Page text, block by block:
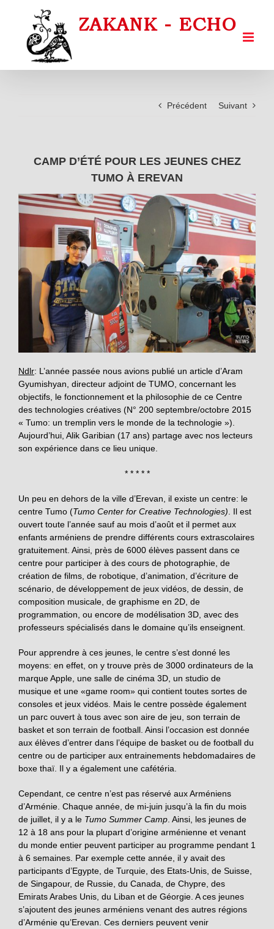
Précédent Suivant
CAMP D’ÉTÉ POUR LES JEUNES CHEZ
TUMO À EREVAN
Ndlr: L’année passée nous avions publié un article d’Aram
Gyumishyan, directeur adjoint de TUMO, concernant les
objectifs, le fonctionnement et la philosophie de ce Centre
des technologies créatives (N° 200 septembre/octobre 2015
« Tumo: un tremplin vers le monde de la technologie »).
Aujourd’hui, Alik Garibian (17 ans) partage avec nos lecteurs
son expérience dans ce lieu unique.
* * * * *
Un peu en dehors de la ville d’Erevan, il existe un centre: le
centre Tumo (Tumo Center for Creative Technologies) . Il est
ouvert toute l’année sauf au mois d’août et il permet aux
enfants arméniens de prendre différents cours extrascolaires
gratuitement. Ainsi, près de 6000 élèves passent dans ce
centre pour participer à des cours de photographie, de
création de films, de robotique, d’animation, d’écriture de
scénario, de développement de jeux vidéos, de dessin, de
composition musicale, de graphisme en 2D, de
programmation, ou encore de modélisation 3D, avec des
professeurs spécialisés dans le domaine qu’ils enseignent.
Pour apprendre à ces jeunes, le centre s’est donné les
moyens: en effet, on y trouve près de 3000 ordinateurs de la
marque Apple, une salle de cinéma 3D, un studio de
musique et une «game room» qui contient toutes sortes de
consoles et jeux vidéos. Mais le centre possède également
un parc ouvert à tous avec son aire de jeu, son terrain de
basket et son terrain de football. Ainsi l’occasion est donnée
aux élèves d’entrer dans l’équipe de basket ou de football du
centre ou de participer aux entrainements hebdomadaires de
boxe thaï. Il y a également une cafétéria.
Cependant, ce centre n’est pas réservé aux Arméniens
d’Arménie. Chaque année, de mi-juin jusqu’à la fin du mois
de juillet, il y a le Tumo Summer Camp . Ainsi, les jeunes de
12 à 18 ans pour la plupart d’origine arménienne et venant
du monde entier peuvent participer au programme pendant 1
à 6 semaines. Par exemple cette année, il y avait des
participants d’Egypte, de Turquie, des Etats-Unis, de Suisse,
de Singapour, de Russie, du Canada, de Chypre, des
Emirats Arabes Unis, du Liban et de Géorgie. A ces jeunes
s’ajoutent des jeunes arméniens venant des autres régions
d’Arménie qu’Erevan. Ces derniers peuvent venir